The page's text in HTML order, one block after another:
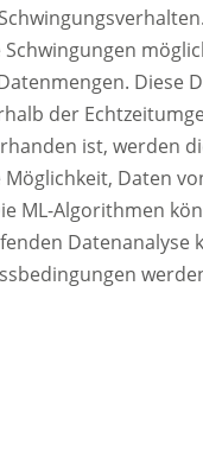
Diese
der
ist, werden
Daten
ML-Algorithmen
Datenanalyse